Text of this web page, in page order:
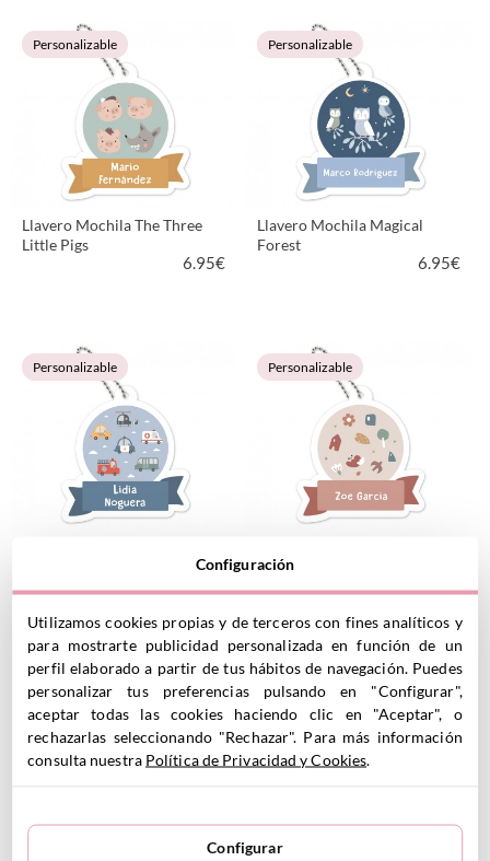
VER PRODUCTO VER PRODUCTO
Personalizable
Llavero Mochila The Three
Little Pigs
6.95€
VER PRODUCTO
Personalizable
Llavero Mochila Magical
Forest
6.95€
VER PRODUCTO
Personalizable
6.95€
VER PRODUCTO
Personalizable
Nature
6.95€
VER PRODUCTO
Configuración
Utilizamos cookies propias y de terceros con fines analíticos y
para mostrarte publicidad personalizada en función de un
perfil elaborado a partir de tus hábitos de navegación. Puedes
personalizar tus preferencias pulsando en "Configurar",
aceptar todas las cookies haciendo clic en "Aceptar", o
rechazarlas seleccionando "Rechazar". Para más información
consulta nuestra Política de Privacidad y Cookies
Configurar